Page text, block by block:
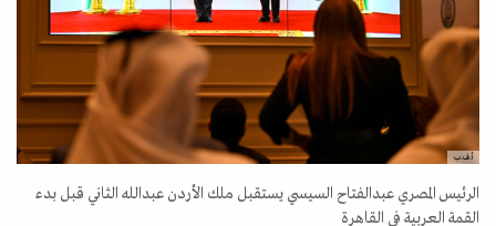
أ.ف.ب
الرئيس المصري عبدالفتاح السيسي يستقبل ملك الأردن عبدالله الثاني قبل بدء
القمة العربية في القاهرة